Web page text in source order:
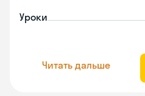
Уроки
Читать дальше